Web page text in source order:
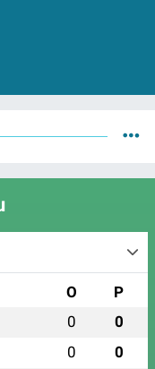
O P
0 0
0 0